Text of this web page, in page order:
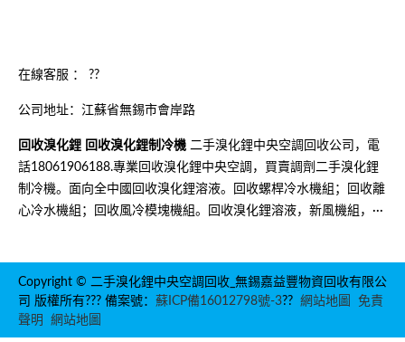
在線客服 ： ??
公司地址：江蘇省無錫市會岸路
回收溴化鋰 回收溴化鋰制冷機 二手溴化鋰中央空調回收公司，電
話18061906188.專業回收溴化鋰中央空調，買賣調劑二手溴化鋰
制冷機。面向全中國回收溴化鋰溶液。回收螺桿冷水機組；回收離
心冷水機組；回收風冷模塊機組。回收溴化鋰溶液，新風機組，···
Copyright © 二手溴化鋰中央空調回收_無錫嘉益豐物資回收有限公
司 版權所有??? 備案號： 蘇ICP備16012798號-3?? 網站地圖
免責
聲明
網站地圖